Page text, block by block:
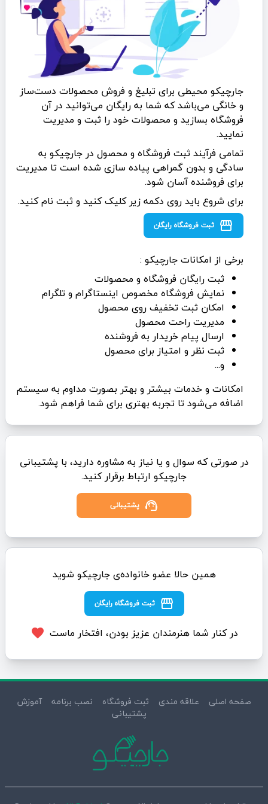
جارچیکو محیطی برای تبلیغ و فروش محصولات دست‌ساز
و خانگی می‌باشد که شما به رایگان می‌توانید در آن
فروشگاه بسازید و محصولات خود را ثبت و مدیریت
نمایید.
تمامی فرآیند ثبت فروشگاه و محصول در جارچیکو به
سادگی و بدون گمراهی پیاده سازی شده است تا مدیریت
برای فروشنده آسان شود.
برای شروع باید روی دکمه زیر کلیک کنید و ثبت نام کنید.
storefront ثبت فروشگاه رایگان
برخی از امکانات جارچیکو :
ثبت رایگان فروشگاه و محصولات
نمایش فروشگاه مخصوص اینستاگرام و تلگرام
امکان ثبت تخفیف روی محصول
مدیریت راحت محصول
ارسال پیام خریدار به فروشنده
ثبت نظر و امتیاز برای محصول
و...
امکانات و خدمات بیشتر و بهتر بصورت مداوم به سیستم
اضافه می‌شود تا تجربه بهتری برای شما فراهم شود.
در صورتی که سوال و یا نیاز به مشاوره دارید، با پشتیبانی
جارچیکو ارتباط برقرار کنید.
support_agent پشتیبانی
همین حالا عضو خانواده‌ی جارچیکو شوید
storefront ثبت فروشگاه رایگان
در کنار شما هنرمندان عزیز بودن، افتخار ماست favorite
صفحه اصلی علاقه مندی ثبت فروشگاه نصب برنامه
آموزش
پشتیبانی